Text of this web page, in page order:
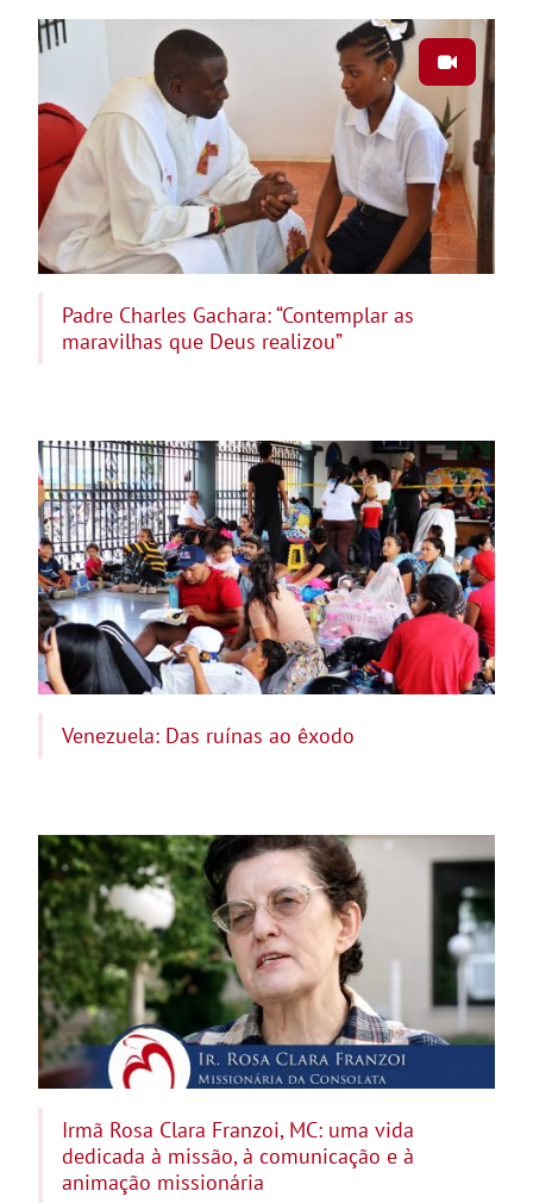
Padre Charles Gachara: “Contemplar as
maravilhas que Deus realizou”
Venezuela: Das ruínas ao êxodo
Irmã Rosa Clara Franzoi, MC: uma vida
dedicada à missão, à comunicação e à
animação missionária